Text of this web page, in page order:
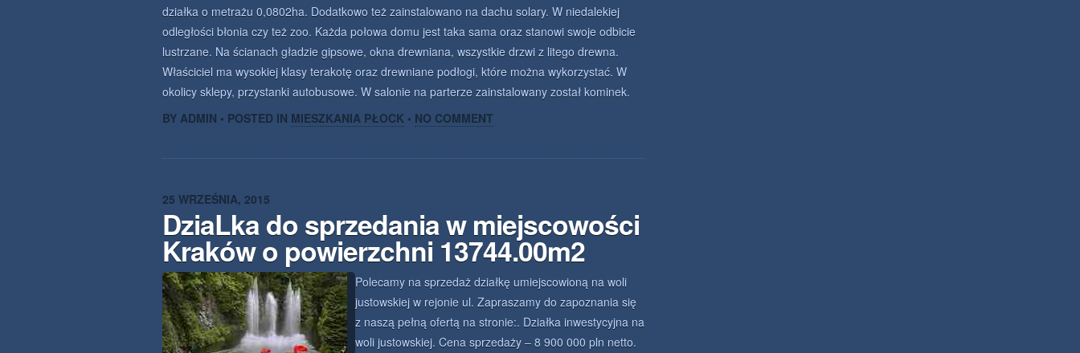
działka o metrażu 0,0802ha. Dodatkowo też zainstalowano na dachu solary. W niedalekiej
odległości błonia czy też zoo. Każda połowa domu jest taka sama oraz stanowi swoje odbicie
lustrzane. Na ścianach gładzie gipsowe, okna drewniana, wszystkie drzwi z litego drewna.
Właściciel ma wysokiej klasy terakotę oraz drewniane podłogi, które można wykorzystać. W
okolicy sklepy, przystanki autobusowe. W salonie na parterze zainstalowany został kominek.
BY ADMIN • POSTED IN MIESZKANIA PŁOCK • NO COMMENT
25 WRZEŚNIA, 2015
DziaLka do sprzedania w miejscowości
Kraków o powierzchni 13744.00m2
Polecamy na sprzedaż działkę umiejscowioną na woli
justowskiej w rejonie ul. Zapraszamy do zapoznania się
z naszą pełną ofertą na stronie:. Działka inwestycyjna na
woli justowskiej. Cena sprzedaży – 8 900 000 pln netto.